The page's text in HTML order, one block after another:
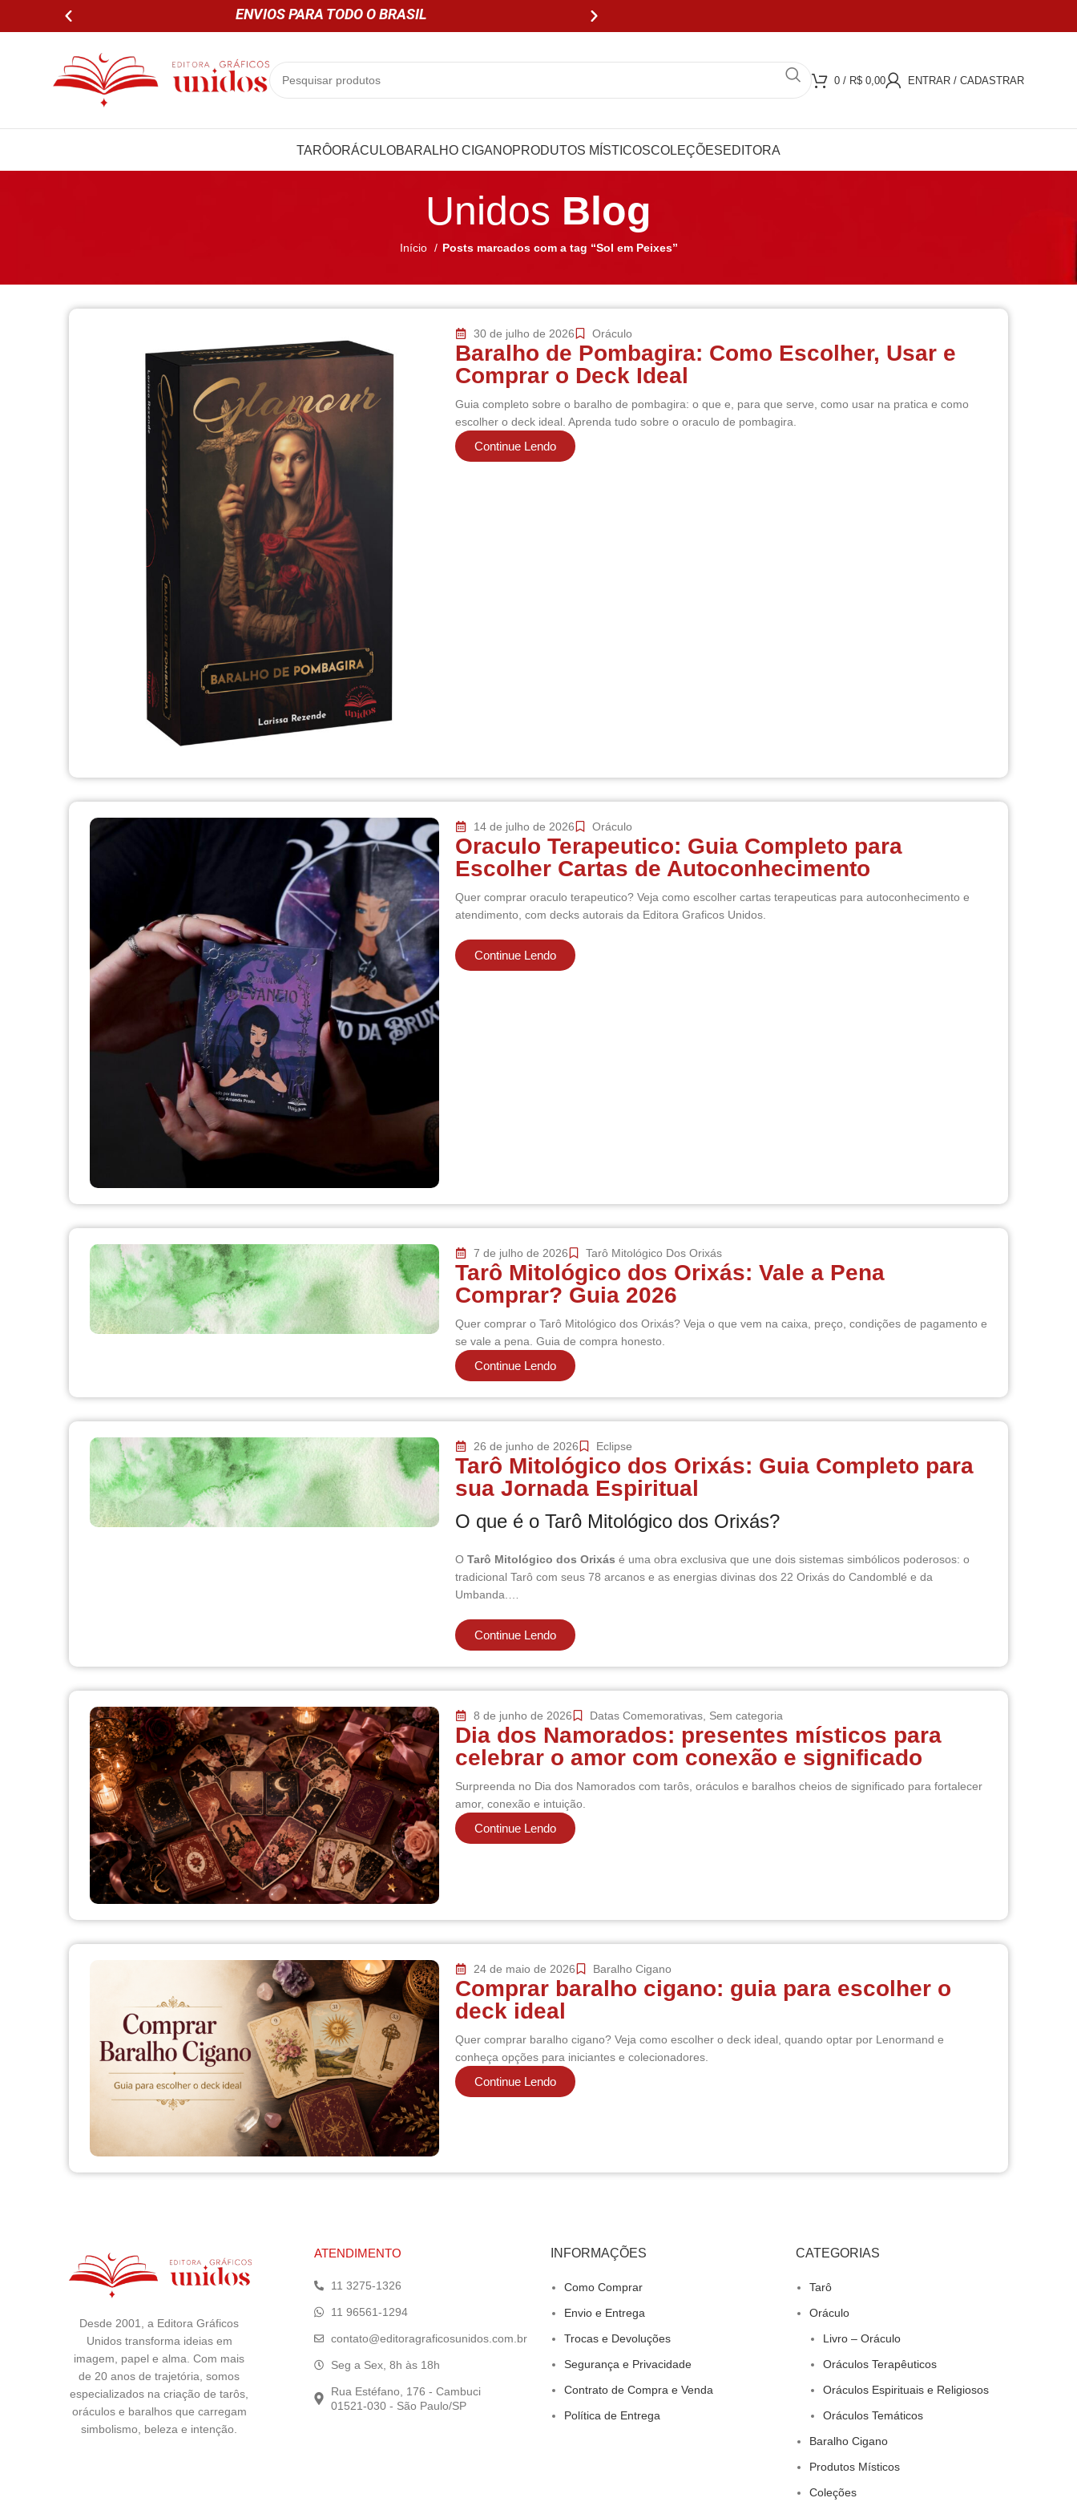
ENVIOS PARA TODO O BRASIL PARCELE EM ATÉ 3X SEM JUROS
0 / R$ 0,00 ENTRAR / CADASTRAR
TARÔORÁCULOBARALHO CIGANOPRODUTOS MÍSTICOSCOLEÇÕESEDITORA
Unidos Blog
Início Posts marcados com a tag “Sol em Peixes”
30 de julho de 2026 Oráculo
Baralho de Pombagira: Como Escolher, Usar e
Comprar o Deck Ideal
Guia completo sobre o baralho de pombagira: o que e, para que serve, como usar na pratica e como
escolher o deck ideal. Aprenda tudo sobre o oraculo de pombagira.
Continue Lendo
14 de julho de 2026 Oráculo
Oraculo Terapeutico: Guia Completo para
Escolher Cartas de Autoconhecimento
Quer comprar oraculo terapeutico? Veja como escolher cartas terapeuticas para autoconhecimento e
atendimento, com decks autorais da Editora Graficos Unidos.
Continue Lendo
7 de julho de 2026 Tarô Mitológico Dos Orixás
Tarô Mitológico dos Orixás: Vale a Pena
Comprar? Guia 2026
Quer comprar o Tarô Mitológico dos Orixás? Veja o que vem na caixa, preço, condições de pagamento e
se vale a pena. Guia de compra honesto.
Continue Lendo
26 de junho de 2026 Eclipse
Tarô Mitológico dos Orixás: Guia Completo para
sua Jornada Espiritual
O que é o Tarô Mitológico dos Orixás?
O Tarô Mitológico dos Orixás é uma obra exclusiva que une dois sistemas simbólicos poderosos: o
tradicional Tarô com seus 78 arcanos e as energias divinas dos 22 Orixás do Candomblé e da
Umbanda.…
Continue Lendo
8 de junho de 2026 Datas Comemorativas Sem categoria
Dia dos Namorados: presentes místicos para
celebrar o amor com conexão e significado
Surpreenda no Dia dos Namorados com tarôs, oráculos e baralhos cheios de significado para fortalecer
amor, conexão e intuição.
Continue Lendo
24 de maio de 2026 Baralho Cigano
Comprar baralho cigano: guia para escolher o
deck ideal
Quer comprar baralho cigano? Veja como escolher o deck ideal, quando optar por Lenormand e
conheça opções para iniciantes e colecionadores.
Continue Lendo
Desde 2001, a Editora Gráficos
Unidos transforma ideias em
imagem, papel e alma. Com mais
de 20 anos de trajetória, somos
especializados na criação de tarôs,
oráculos e baralhos que carregam
simbolismo, beleza e intenção.
ATENDIMENTO
11 3275-1326
11 96561-1294
contato@editoragraficosunidos.com.br
Seg a Sex, 8h às 18h
Rua Estéfano, 176 - Cambuci
01521-030 - São Paulo/SP
INFORMAÇÕES
Como Comprar
Envio e Entrega
Trocas e Devoluções
Segurança e Privacidade
Contrato de Compra e Venda
Política de Entrega
CATEGORIAS
Tarô
Oráculo
Livro – Oráculo
Oráculos Terapêuticos
Oráculos Espirituais e Religiosos
Oráculos Temáticos
Baralho Cigano
Produtos Místicos
Coleções